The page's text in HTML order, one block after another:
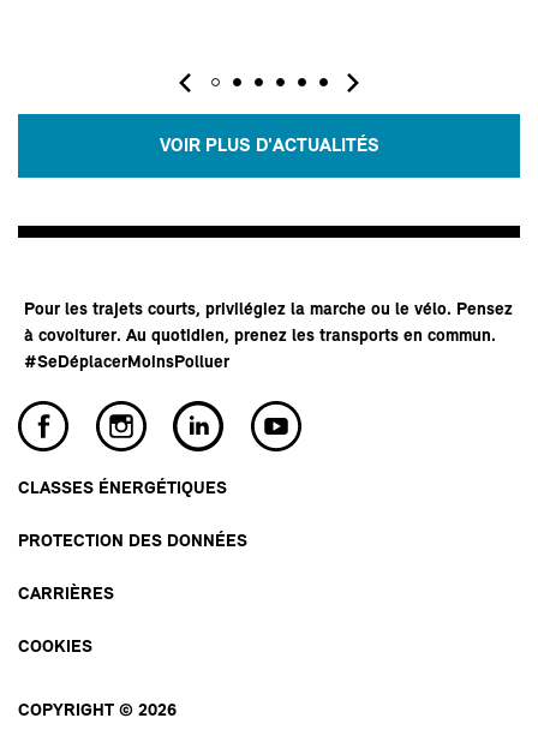
VOIR PLUS D'ACTUALITÉS
Pour les trajets courts, privilégiez la marche ou le vélo. Pensez
à covoiturer. Au quotidien, prenez les transports en commun.
#SeDéplacerMoinsPolluer
CLASSES ÉNERGÉTIQUES
PROTECTION DES DONNÉES
CARRIÈRES
COOKIES
COPYRIGHT © 2026